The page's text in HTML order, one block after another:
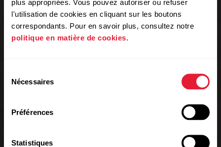
plus appropriées. Vous pouvez autoriser ou refuser
l'utilisation de cookies en cliquant sur les boutons
correspondants. Pour en savoir plus, consultez notre
politique en matière de cookies
Nécessaires
Préférences
Statistiques